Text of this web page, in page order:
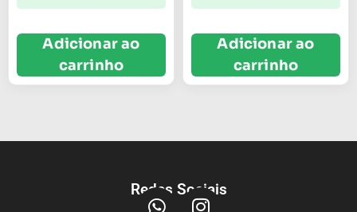
Adicionar ao
carrinho
Adicionar ao
carrinho
Redes Sociais